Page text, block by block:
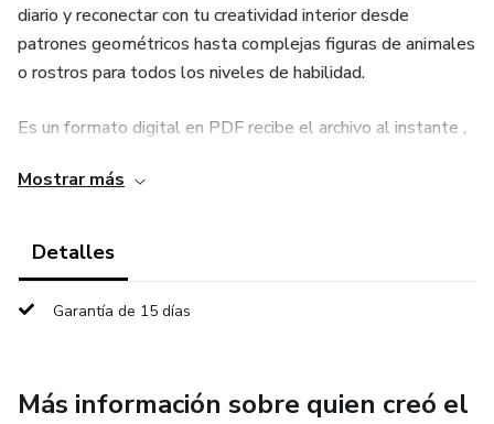
diario y reconectar con tu creatividad interior desde
patrones geométricos hasta complejas figuras de animales
o rostros para todos los niveles de habilidad.
Es un formato digital en PDF recibe el archivo al instante ,
diseño en especial lo puedes imprimir las veces que
Mostrar más
Detalles
Garantía de 15 días
Más información sobre quien creó el